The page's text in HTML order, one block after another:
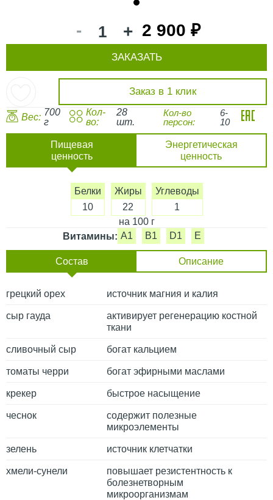
- + 2 900 ₽
Заказ в 1 клик
ЗАКАЗАТЬ
Вес: 700
г
Кол-
во:
28
шт.
Кол-во
персон:
6-
10
Пищевая
ценность
Энергетическая
ценность
Белки
10
Жиры
22
Углеводы
1
на 100 г
Витамины: A1 B1 D1 E
Состав Описание
грецкий орех источник магния и калия
сыр гауда
активирует регенерацию костной
ткани
сливочный сыр богат кальцием
томаты черри богат эфирными маслами
крекер быстрое насыщение
чеснок
содержит полезные
микроэлементы
зелень источник клетчатки
хмели-сунели
повышает резистентность к
болезнетворным
микроорганизмам